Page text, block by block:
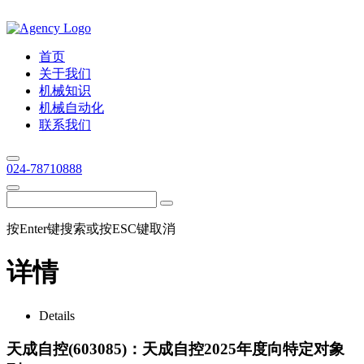
首页
关于我们
机械知识
机械自动化
联系我们
024-78710888
按Enter键搜索或按ESC键取消
详情
Details
天成自控(603085)：天成自控2025年度向特定对象